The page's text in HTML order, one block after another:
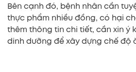
Bên cạnh đó, bệnh nhân cần
thực phẩm nhiều đồng, có hại
thêm thông tin chi tiết, cần xin ý
dinh dưỡng để xây dựng chế độ